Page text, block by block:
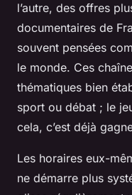
l’autre, des offres
documentaires de
souvent pensées
le monde. Ces
thématiques bien
sport ou débat ; le
cela, c’est déjà
Les horaires eux-
ne démarre plus